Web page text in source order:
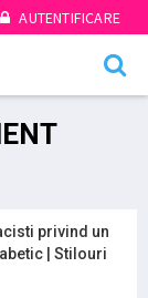
AUTENTIFICARE
privind un
| Stilouri